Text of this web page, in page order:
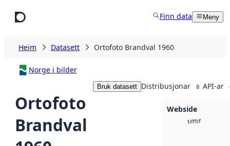
Finn data Meny
Heim Datasett Ortofoto Brandval 1960
Norge i bilder
Ortofoto
Brandval
Bruk datasett Distribusjonar 8 API-ar
Webside
tifftif